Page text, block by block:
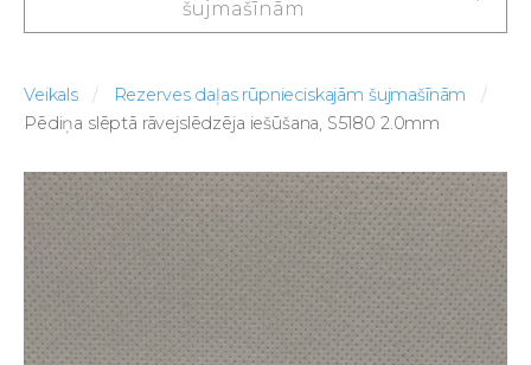
šujmašīnām
Veikals
Rezerves daļas rūpnieciskajām šujmašīnām
Pēdiņa slēptā rāvejslēdzēja iešūšana, S5180 2.0mm